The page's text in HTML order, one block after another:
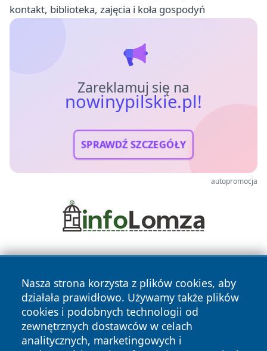
kontakt, biblioteka, zajęcia i koła gospodyń
Zareklamuj się na
nowinypilskie.pl!
SPRAWDŹ SZCZEGÓŁY
autopromocja
Nasza strona korzysta z plików cookies, aby
działała prawidłowo. Używamy także plików
cookies i podobnych technologii od
zewnętrznych dostawców w celach
analitycznych, marketingowych i
Copyright © 2026 nowinypilskie.pl Wszystkie prawa
zastrzeżone.